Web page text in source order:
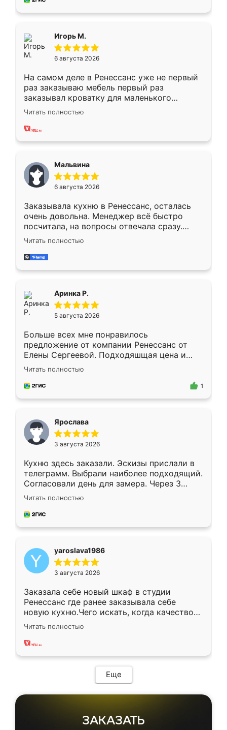
Игорь М.
6 августа 2026
На самом деле в Ренессанс уже не первый
раз заказываю мебель первый раз
заказывал кроватку для маленького
ребёнка при его рождении ,во второй раз
заказал шкаф-купе. По качеству очень
хорошее сборка достаточно быстрая,
меньше, здесь же он более разнообразный.
Мне нравится ,если что-то потребуется из
мебели буду заказывать только здесь.
Читать полностью
Мальвина
6 августа 2026
Заказывала кухню в Ренессанс, осталась
очень довольна. Менеджер всё быстро
посчитала, на вопросы отвечала сразу.
Замерщик приехал в субботу, подошёл к
делу со всей ответственностью. Собрали
за день, ребята работали аккуратно, даже
Читать полностью
Аринка Р.
5 августа 2026
Больше всех мне понравилось
предложение от компании Ренессанс от
Елены Сергеевой. Подходяшщая цена и
короткие сроки изготовления. Приехавший
для замера сотрудник Владислав
предложил по моему эскизу самый
Читать полностью
1
Ярослава
3 августа 2026
Кухню здесь заказали. Эскизы прислали в
телеграмм. Выбрали наиболее подходящий.
Согласовали день для замера. Через 3
недели кухня была уже готова. Остались
довольны работой. Спасибо Ренессанс
мебель за качественную работу!
Читать полностью
yaroslava1986
3 августа 2026
Заказала себе новый шкаф в студии
Ренессанс где ранее заказывала себе
новую кухню.Чего искать, когда качеством
вполне довольна. Служит кухня уже почти
два года, нареканий нет.
Читать полностью
Еще
ЗАКАЗАТЬ